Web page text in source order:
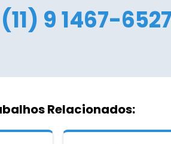
(11) 9 1467-6527
Relacionados: